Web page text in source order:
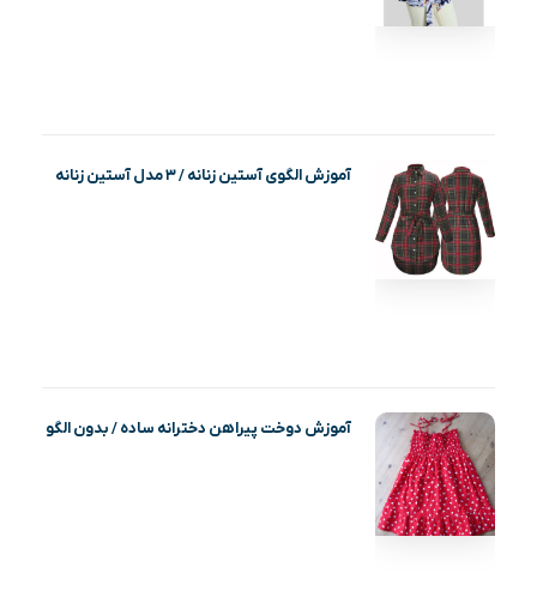
آموزش الگوی آستین زنانه / ۳ مدل آستین زنانه
آموزش دوخت پیراهن دخترانه ساده / بدون الگو